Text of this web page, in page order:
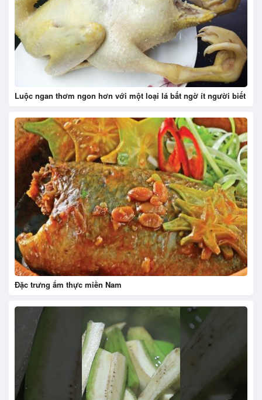
Luộc ngan thơm ngon hơn với một loại lá bất ngờ ít người biết
Đặc trưng ẩm thực miền Nam